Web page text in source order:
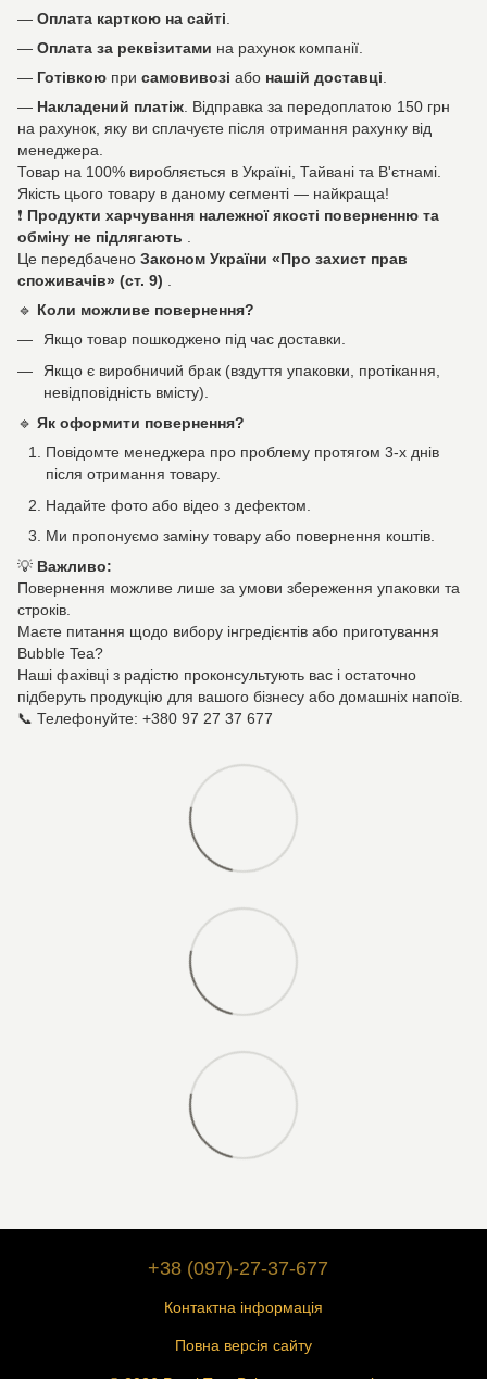
— Оплата карткою на сайті.
— Оплата за реквізитами на рахунок компанії.
— Готівкою при самовивозі або нашій доставці.
— Накладений платіж. Відправка за передоплатою 150 грн
на рахунок, яку ви сплачуєте після отримання рахунку від
менеджера.
Товар на 100% виробляється в Україні, Тайвані та В'єтнамі.
Якість цього товару в даному сегменті — найкраща!
❗ Продукти харчування належної якості поверненню та
обміну не підлягають .
Це передбачено Законом України «Про захист прав
споживачів» (ст. 9) .
🔹 Коли можливе повернення?
Якщо товар пошкоджено під час доставки.
Якщо є виробничий брак (вздуття упаковки, протікання,
невідповідність вмісту).
🔹 Як оформити повернення?
Повідомте менеджера про проблему протягом 3-х днів
після отримання товару.
Надайте фото або відео з дефектом.
Ми пропонуємо заміну товару або повернення коштів.
💡 Важливо:
Повернення можливе лише за умови збереження упаковки та
строків.
Маєте питання щодо вибору інгредієнтів або приготування
Bubble Tea?
Наші фахівці з радістю проконсультують вас і остаточно
підберуть продукцію для вашого бізнесу або домашніх напоїв.
📞 Телефонуйте: +380 97 27 37 677
+38 (097)-27-37-677
Контактна інформація
Повна версія сайту